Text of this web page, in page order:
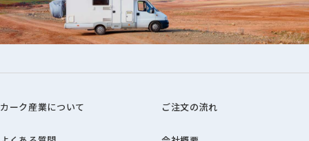
カーク産業について ご注文の流れ